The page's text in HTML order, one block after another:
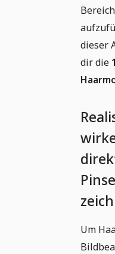
dieser
dir die
Um